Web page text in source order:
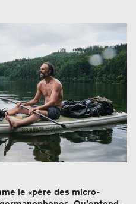
le «père des micro-